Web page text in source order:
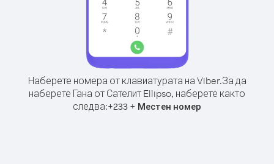
Наберете номера от клавиатурата на Viber.За да
наберете Гана от Сателит Ellipso, наберете както
следва:+233 + Местен номер